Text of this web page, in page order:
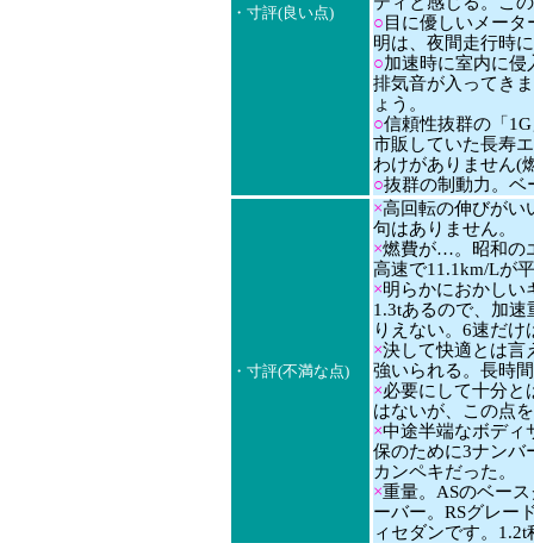
・寸評(良い点)
○ 目に優しいメー
明は、夜間走行時
○加速時に室内に侵
排気音が入ってき
ょう。
○信頼性抜群の「
市販していた長寿
わけがありません(
○抜群の制動力。ベ
・寸評(不満な点)
×高回転の伸びがい
句はありません。
×燃費が…。昭和の
高速で11.1km/Lが
×明らかにおかしい
1.3tあるので、加
りえない。6速だ
×決して快適とは言
強いられる。長時
×必要にして十分と
はないが、この点
×中途半端なボディ
保のために3ナンバ
カンペキだった。
×重量。ASのベー
ーバー。RSグレー
ィセダンです。